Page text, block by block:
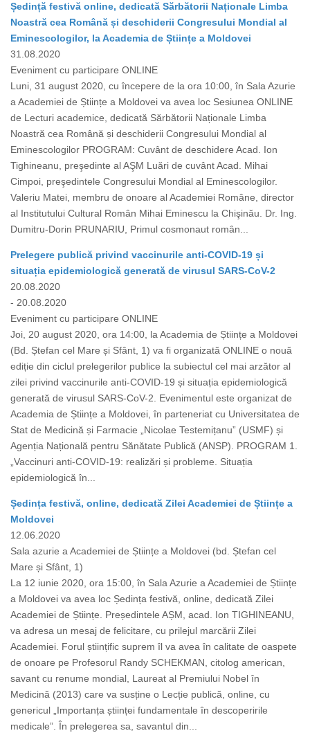
Ședință festivă online, dedicată Sărbătorii Naționale Limba
Noastră cea Română și deschiderii Congresului Mondial al
Eminescologilor, la Academia de Științe a Moldovei
31.08.2020
Eveniment cu participare ONLINE
Luni, 31 august 2020, cu începere de la ora 10:00, în Sala Azurie
a Academiei de Științe a Moldovei va avea loc Sesiunea ONLINE
de Lecturi academice, dedicată Sărbătorii Naționale Limba
Noastră cea Română și deschiderii Congresului Mondial al
Eminescologilor PROGRAM: Cuvânt de deschidere Acad. Ion
Tighineanu, preşedinte al AŞM Luări de cuvânt Acad. Mihai
Cimpoi, preşedintele Congresului Mondial al Eminescologilor.
Valeriu Matei, membru de onoare al Academiei Române, director
al Institutului Cultural Român Mihai Eminescu la Chişinău. Dr. Ing.
Dumitru-Dorin PRUNARIU, Primul cosmonaut român...
Prelegere publică privind vaccinurile anti-COVID-19 și
situația epidemiologică generată de virusul SARS-CoV-2
20.08.2020
- 20.08.2020
Eveniment cu participare ONLINE
Joi, 20 august 2020, ora 14:00, la Academia de Științe a Moldovei
(Bd. Ștefan cel Mare și Sfânt, 1) va fi organizată ONLINE o nouă
ediție din ciclul prelegerilor publice la subiectul cel mai arzător al
zilei privind vaccinurile anti-COVID-19 și situația epidemiologică
generată de virusul SARS-CoV-2. Evenimentul este organizat de
Academia de Științe a Moldovei, în parteneriat cu Universitatea de
Stat de Medicină și Farmacie „Nicolae Testemițanu” (USMF) și
Agenția Națională pentru Sănătate Publică (ANSP). PROGRAM 1.
„Vaccinuri anti-COVID-19: realizări și probleme. Situația
epidemiologică în...
Ședința festivă, online, dedicată Zilei Academiei de Științe a
Moldovei
12.06.2020
Sala azurie a Academiei de Științe a Moldovei (bd. Ștefan cel
Mare și Sfânt, 1)
La 12 iunie 2020, ora 15:00, în Sala Azurie a Academiei de Științe
a Moldovei va avea loc Ședința festivă, online, dedicată Zilei
Academiei de Științe. Președintele AȘM, acad. Ion TIGHINEANU,
va adresa un mesaj de felicitare, cu prilejul marcării Zilei
Academiei. Forul științific suprem îl va avea în calitate de oaspete
de onoare pe Profesorul Randy SCHEKMAN, citolog american,
savant cu renume mondial, Laureat al Premiului Nobel în
Medicină (2013) care va susține o Lecție publică, online, cu
genericul „Importanța științei fundamentale în descoperirile
medicale”. În prelegerea sa, savantul din...